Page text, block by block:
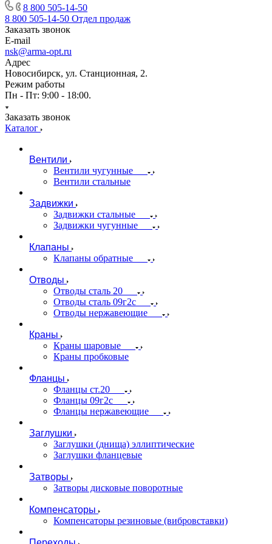
8 800 505-14-50
8 800 505-14-50 Отдел продаж
Заказать звонок
E-mail
nsk@arma-opt.ru
Адрес
Новосибирск, ул. Станционная, 2.
Режим работы
Пн - Пт: 9:00 - 18:00.
Заказать звонок
Каталог
Вентили
Вентили чугунные
Вентили стальные
Задвижки
Задвижки стальные
Задвижки чугунные
Клапаны
Клапаны обратные
Отводы
Отводы сталь 20
Отводы сталь 09г2с
Отводы нержавеющие
Краны
Краны шаровые
Краны пробковые
Фланцы
Фланцы ст.20
Фланцы 09г2с
Фланцы нержавеющие
Заглушки
Заглушки (днища) эллиптические
Заглушки фланцевые
Затворы
Затворы дисковые поворотные
Компенсаторы
Компенсаторы резиновые (вибровставки)